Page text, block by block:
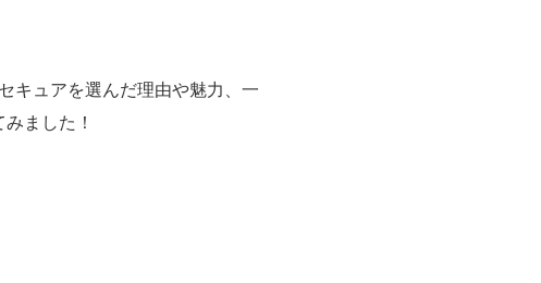
キュアを選んだ理由や魅力、一
ました！